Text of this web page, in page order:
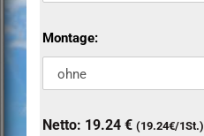
Montage:
Netto: 19.24 €(19.24€/1St.)